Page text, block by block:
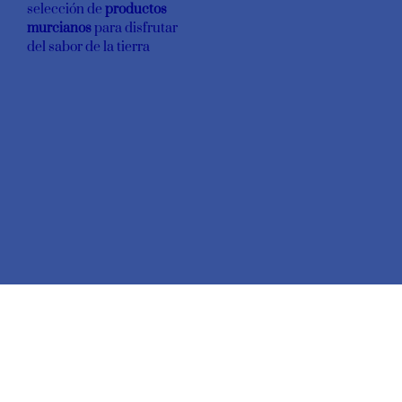
selección de productos
murcianospara disfrutar
del sabor de la tierra